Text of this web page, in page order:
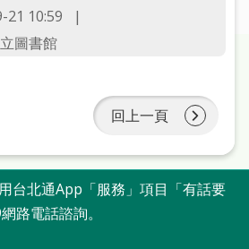
21 10:59
圖書館
回上一頁
台北通App「服務」項目「有話要
路電話諮詢。